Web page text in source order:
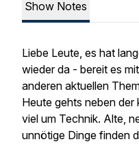
Show Notes
Liebe Leute, es hat
wieder da - bereit es
anderen aktuellen
Heute gehts neben
viel um Technik. Alte,
unnötige Dinge finden